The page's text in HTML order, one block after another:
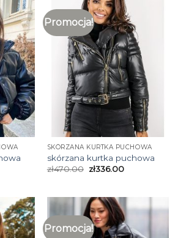
Promocja!
SKÓRZANA KURTKA PUCHOWA
skórzana kurtka puchowa
zł470.00 zł336.00
Promocja!